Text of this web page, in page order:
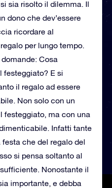
si sia risolto il dilemma. Il
dono che dev’essere
ricordare al
per lungo tempo.
Cosa
festeggiato? E si
il regalo ad essere
Non solo con un
festeggiato, ma con una
Infatti tante
che del regalo del
si pensa soltanto al
Nonostante il
importante, e debba